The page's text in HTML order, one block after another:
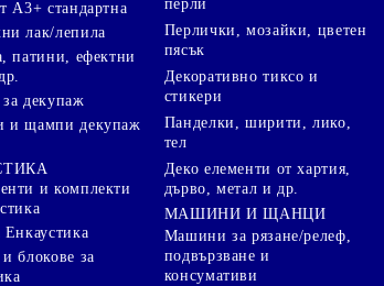
А3+ стандартна
лак/лепила
патини, ефектни
декупаж
и щампи декупаж
и комплекти
Енкаустика
блокове за
перли
Перлички, мозайки, цветен
пясък
Декоративно тиксо и
стикери
Панделки, ширити, лико,
тел
Деко елементи от хартия,
дърво, метал и др.
МАШИНИ И ЩАНЦИ
Машини за рязане/релеф,
подвързване и
консумативи